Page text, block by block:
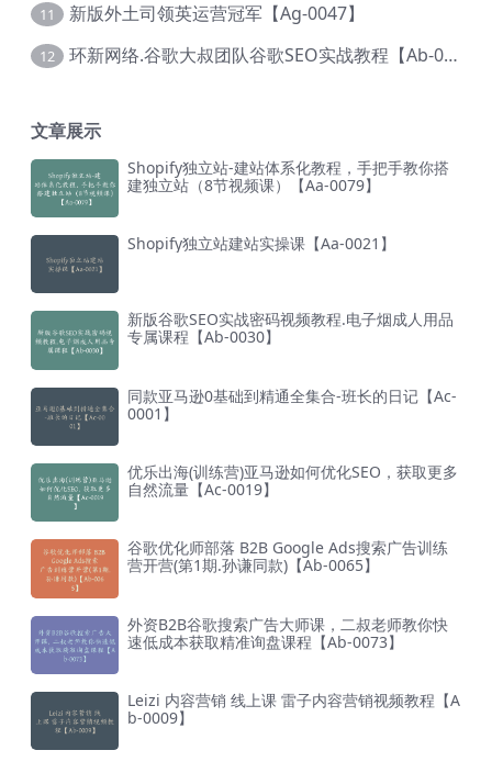
11 新版外土司领英运营冠军【Ag-0047】
12 环新网络.谷歌大叔团队谷歌SEO实战教程【Ab-0024】
文章展示
Shopify独立站-建站体系化教程，手把手教你搭
建独立站（8节视频课）【Aa-0079】
Shopify独立站建站实操课【Aa-0021】
新版谷歌SEO实战密码视频教程.电子烟成人用品
专属课程【Ab-0030】
同款亚马逊0基础到精通全集合-班长的日记【Ac-
0001】
优乐出海(训练营)亚马逊如何优化SEO，获取更多
自然流量【Ac-0019】
谷歌优化师部落 B2B Google Ads搜索广告训练
营开营(第1期.孙谦同款)【Ab-0065】
外资B2B谷歌搜索广告大师课，二叔老师教你快
速低成本获取精准询盘课程【Ab-0073】
Leizi 内容营销 线上课 雷子内容营销视频教程【A
b-0009】